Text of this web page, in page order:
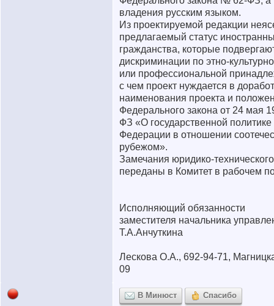
владения русским языком.
Из проектируемой редакции
предлагаемый статус
гражданства, которые
дискриминации по этно-
или профессиональной
с чем проект нуждается в
наименования проекта и
Федерального закона от 24 мая
ФЗ «О государственной политике
Федерации в отношении
рубежом».
Замечания юридико-
переданы в Комитет в рабочем
Исполняющий обязанности
заместителя начальника
Т.А.Анчуткина
Лескова О.А., 692-94-71,
09
В Минюст Спасибо